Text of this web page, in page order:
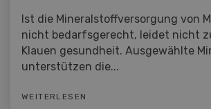
Ist die Mineralstoffversorgung von
nicht bedarfsgerecht, leidet nicht
Klauen gesundheit. Ausgewählte
unterstützen die...
WEITERLESEN